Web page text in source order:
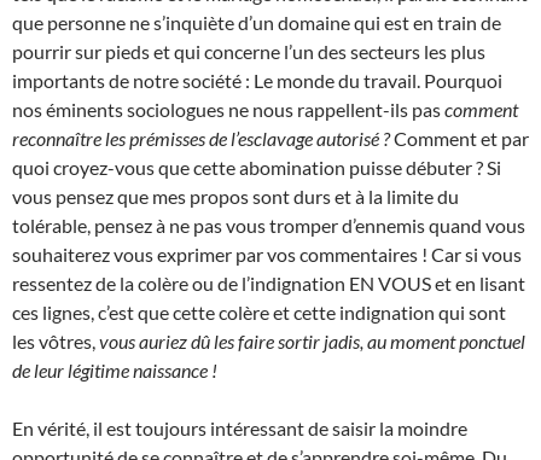
que personne ne s’inquiète d’un domaine qui est en train de
pourrir sur pieds et qui concerne l’un des secteurs les plus
importants de notre société : Le monde du travail. Pourquoi
nos éminents sociologues ne nous rappellent-ils pascomment
reconnaître les prémisses de l’esclavage autorisé ?Comment et par
quoi croyez-vous que cette abomination puisse débuter ? Si
vous pensez que mes propos sont durs et à la limite du
tolérable, pensez à ne pas vous tromper d’ennemis quand vous
souhaiterez vous exprimer par vos commentaires ! Car si vous
ressentez de la colère ou de l’indignation EN VOUS et en lisant
ces lignes, c’est que cette colère et cette indignation qui sont
les vôtres, vous auriez dû les faire sortir jadis, au moment ponctuel
de leur légitime naissance !
En vérité, il est toujours intéressant de saisir la moindre